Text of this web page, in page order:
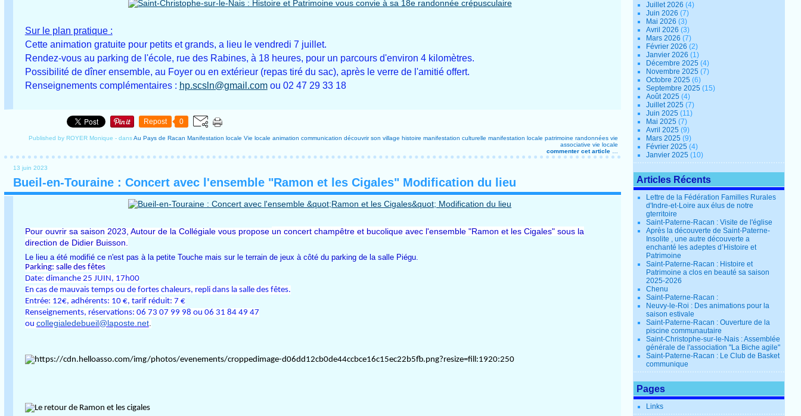
Sur le plan pratique :
Cette animation gratuite pour petits et grands, a lieu le vendredi 7 juillet.
Rendez-vous au parking de l'école, rue des Rabines, à 18 heures, pour un parcours d'environ 4 kilomètres.
Possibilité de dîner ensemble, au Foyer ou en extérieur (repas tiré du sac), après le verre de l'amitié offert.
Renseignements complémentaires : hp.scsln@gmail.comou 02 47 29 33 18
Repost 0
Published by ROYER Monique -dansAu Pays de Racan Manifestation locale Vie locale animation communication découvrir son village histoire manifestation culturelle manifestation locale patrimoine randonnées vie
associative vie locale
commenter cet article
13 juin 2023
Bueil-en-Touraine : Concert avec l'ensemble "Ramon et les Cigales" Modification du lieu
Pour ouvrir sa saison 2023, Autour de la Collégiale vous propose un concert champêtre et bucolique avec l'ensemble "Ramon et les Cigales" sous la
direction de Didier Buisson.
Le lieu a été modifié ce n'est pas à la petite Touche mais sur le terrain de jeux à côté du parking de la salle Piégu.
Parking: salle des fêtes
Date: dimanche 25 JUIN, 17h00
En cas de mauvais temps ou de fortes chaleurs, repli dans la salle des fêtes.
Entrée: 12€, adhérents: 10 €, tarif réduit: 7 €
Renseignements, réservations: 06 73 07 99 98 ou 06 31 84 49 47
ou collegialedebueil@laposte.net.
Juillet 2026(4)
Juin 2026(7)
Mai 2026(3)
Avril 2026(3)
Mars 2026(7)
Février 2026(2)
Janvier 2026(1)
Décembre 2025(4)
Novembre 2025(7)
Octobre 2025(6)
Septembre 2025(15)
Août 2025(4)
Juillet 2025(7)
Juin 2025(11)
Mai 2025(7)
Avril 2025(9)
Mars 2025(9)
Février 2025(4)
Janvier 2025(10)
Articles Récents
Lettre de la Fédération Familles Rurales
d'Indre-et-Loire aux élus de notre
gterritoire
Saint-Paterne-Racan : Visite de l'église
Après la découverte de Saint-Paterne-
Insolite , une autre découverte a
enchanté les adeptes d’Histoire et
Patrimoine
Saint-Paterne-Racan : Histoire et
Patrimoine a clos en beauté sa saison
2025-2026
Chenu
Saint-Paterne-Racan :
Neuvy-le-Roi : Des animations pour la
saison estivale
Saint-Paterne-Racan : Ouverture de la
piscine communautaire
Saint-Christophe-sur-le-Nais : Assemblée
générale de l'association "La Biche agile"
Saint-Paterne-Racan : Le Club de Basket
communique
Pages
Links